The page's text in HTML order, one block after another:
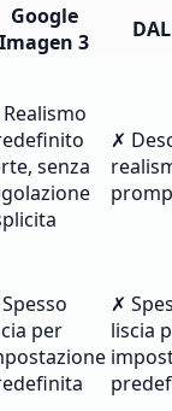
Google
Imagen 3
senza
✗
per
✗
liscia